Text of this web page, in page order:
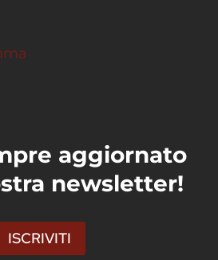
aggiornato
newsletter!
ISCRIVITI